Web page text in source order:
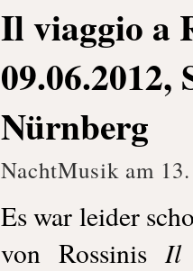
Il viaggio a
09.06.2012,
Nürnberg
NachtMusik am
Es war leider
von RossinisIl